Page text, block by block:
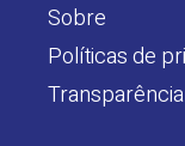
Sobre
Políticas de
Transparência